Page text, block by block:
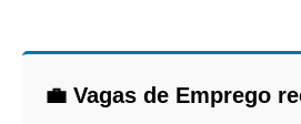
💼 Vagas de Emprego